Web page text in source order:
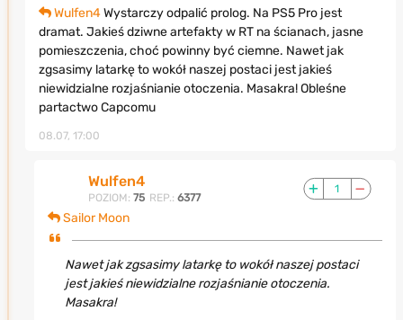
Wulfen4Wystarczy odpalić prolog. Na PS5 Pro jest
dramat. Jakieś dziwne artefakty w RT na ścianach, jasne
pomieszczenia, choć powinny być ciemne. Nawet jak
zgsasimy latarkę to wokół naszej postaci jest jakieś
niewidzialne rozjaśnianie otoczenia. Masakra! Obleśne
partactwo Capcomu
08.07, 17:00
Wulfen4
POZIOM: 75 REP.: 6377
1
Sailor Moon
Nawet jak zgsasimy latarkę to wokół naszej postaci
jest jakieś niewidzialne rozjaśnianie otoczenia.
Masakra!